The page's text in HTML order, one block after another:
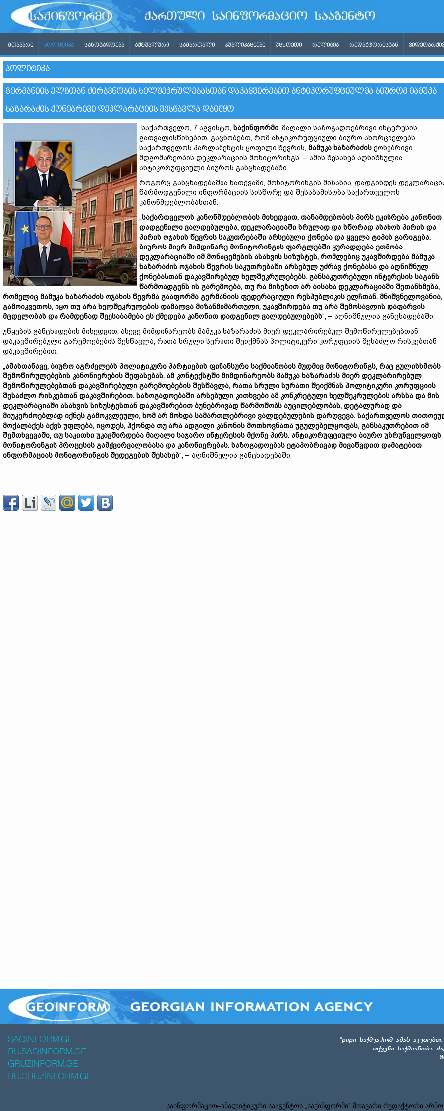
ᲛᲗᲐᲕᲐᲠᲘ ᲞᲝᲚᲘᲢᲘᲙᲐ ᲡᲐᲖᲝᲒᲐᲓᲝᲔᲑᲐ ᲐᲥᲢᲣᲐᲚᲣᲠᲘ ᲡᲐᲛᲐᲠᲗᲐᲚᲘ ᲞᲣᲑᲚᲘᲙᲐᲪᲘᲔᲑᲘ ᲣᲪᲮᲝᲔᲗᲘ ᲠᲔᲚᲘᲒᲘᲐ ᲠᲔᲓᲐᲥᲢᲝᲠᲘᲡᲒᲐᲜ
ᲞᲝᲚᲘᲢᲘᲙᲐ
ᲒᲔᲠᲛᲐᲜᲘᲘᲡ ᲔᲚᲩᲗᲐᲜ ᲥᲘᲠᲐᲕᲜᲝᲑᲘᲡ ᲮᲔᲚᲨᲔᲙᲠᲣᲚᲔᲑᲐᲡᲗᲐᲜ ᲓᲐᲙᲐᲕᲨᲘᲠᲔᲑᲘᲗ ᲐᲜᲢᲘᲙᲝᲠᲣᲤᲪᲘᲣᲚᲛᲐ ᲑᲘᲣᲠᲝᲛ ᲛᲐᲛᲣᲙᲐ
ᲮᲐᲖᲐᲠᲐᲫᲘᲡ ᲥᲝᲜᲔᲑᲠᲘᲕᲘ ᲓᲔᲙᲚᲐᲠᲐᲪᲘᲘᲡ ᲨᲔᲡᲬᲐᲕᲚᲐ ᲓᲐᲘᲬᲧᲝ
საქართველო, 7 აგვისტო, საქინფორმი. მაღალი საზოგადოებრივი ინტერესის
გათვალისწინებით, გაცნობებთ, რომ ანტიკორუფციული ბიურო ახორციელებს
საქართველოს პარლამენტის ყოფილი წევრის, მამუკა ხაზარაძის ქონებრივი
მდგომარეობის დეკლარაციის მონიტორინგს, – ამის შესახებ აღნიშნულია
ანტიკორუფციული ბიუროს განცხადებაში.
როგორც განცხადებაშია ნათქვამი, მონიტორინგის მიზანია, დადგინდეს
წარმოდგენილი ინფორმაციის სისწორე და შესაბამისობა საქართველოს
კანონმდებლობასთან.
„საქართველოს კანონმდებლობის მიხედვით, თანამდებობის პირს ეკისრება კანონით
დადგენილი ვალდებულება, დეკლარაციაში სრულად და სწორად ასახოს პირის და
პირის ოჯახის წევრის საკუთრებაში არსებული ქონება და ყველა ტიპის გარიგება.
ბიუროს მიერ მიმდინარე მონიტორინგის ფარგლებში ყურადღება ეთმობა
დეკლარაციაში იმ მონაცემების ასახვის სიზუსტეს, რომლებიც უკავშირდება მამუკა
ხაზარაძის ოჯახის წევრის საკუთრებაში არსებულ უძრავ ქონებასა და აღნიშნულ
ქონებასთან დაკავშირებულ ხელშეკრულებებს. განსაკუთრებული ინტერესის საგანს
წარმოადგენს ის გარემოება, თუ რა მიზეზით არ აისახა დეკლარაციაში შეთანხმება,
რომელიც მამუკა ხაზარაძის ოჯახის წევრმა გააფორმა გერმანიის ფედერაციული რესპუბლიკის ელჩთან. მნიშვნელოვანია,
გამოიკვეთოს, იყო თუ არა ხელშეკრულების დამალვა მიზანმიმართული, უკავშირდება თუ არა შემოსავლის დაფარვის
მცდელობას და რამდენად შეესაბამება ეს ქმედება კანონით დადგენილ ვალდებულებებს“, – აღნიშნულია განცხადებაში.
უწყების განცხადების მიხედვით, ასევე მიმდინარეობს მამუკა ხაზარაძის მიერ დეკლარირებულ შემოწირულებებთან
დაკავშირებული გარემოებების შესწავლა, რათა სრული სურათი შეიქმნას პოლიტიკური კორუფციის შესაძლო რისკებთან
დაკავშირებით.
„ამასთანავე, ბიურო აგრძელებს პოლიტიკური პარტიების ფინანსური საქმიანობის მუდმივ მონიტორინგს, რაც გულისხმობს
შემოწირულებების კანონიერების შეფასებას. ამ კონტექსტში მიმდინარეობს მამუკა ხაზარაძის მიერ დეკლარირებულ
შემოწირულებებთან დაკავშირებული გარემოებების შესწავლა, რათა სრული სურათი შეიქმნას პოლიტიკური კორუფციის
შესაძლო რისკებთან დაკავშირებით. საზოგადოებაში არსებული კითხვები ამ კონკრეტული ხელშეკრულების არსსა და მის
დეკლარაციაში ასახვის სიზუსტესთან დაკავშირებით ბუნებრივად წარმოშობს აუცილებლობას, დეტალურად და
მიუკერძოებლად იქნეს გამოკვლეული, ხომ არ მოხდა სამართლებრივი ვალდებულების დარღვევა. საქართველოს
მოქალაქეს აქვს უფლება, იცოდეს, ჰქონდა თუ არა ადგილი კანონის მოთხოვნათა უგულებელყოფას, განსაკუთრებით იმ
შემთხვევაში, თუ საკითხი უკავშირდება მაღალი საჯარო ინტერესის მქონე პირს. ანტიკორუფციული ბიურო უზრუნველყოფს
მონიტორინგის პროცესის გამჭვირვალობასა და კანონიერებას. საზოგადოებას ეტაპობრივად მივაწვდით დამატებით
ინფორმაციას მონიტორინგის შედეგების შესახებ“, – აღნიშნულია განცხადებაში.
SAQINFORM.GE
RU.SAQINFORM.GE
GRUZINFORM.GE
RU.GRUZINFORM.GE
საინფორმაციო–ანალიტიკური სააგენტოს „საქინფორმი” მთავარი რედაქტორი